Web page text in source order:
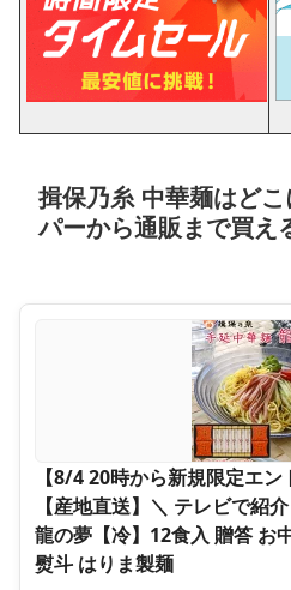
揖保乃糸 中華麺はど
パーから通販まで買え
【8/4 20時から新規限定エン
【産地直送】＼ テレビで紹
龍の夢【冷】12食入 贈答 お
熨斗 はりま製麺